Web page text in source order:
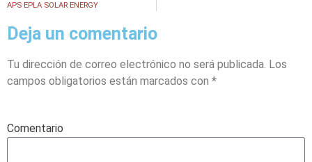
APS EPLA SOLAR ENERGY
Deja un comentario
Tu dirección de correo electrónico no será publicada. Los
campos obligatorios están marcados con *
Comentario